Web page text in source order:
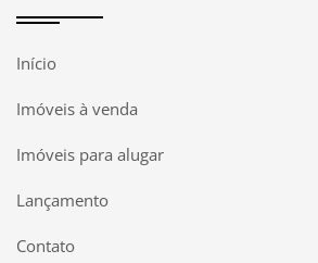
Início
Imóveis à venda
Imóveis para alugar
Lançamento
Contato